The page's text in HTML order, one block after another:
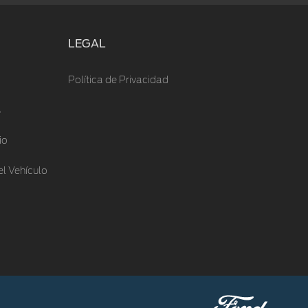
Vehículo
LEGAL
Política de Privacidad